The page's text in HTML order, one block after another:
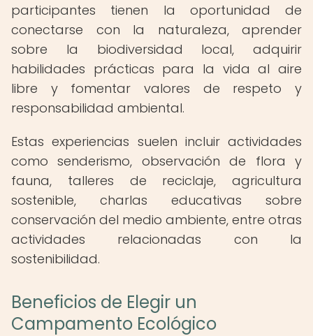
participantes tienen la oportunidad de
conectarse con la naturaleza, aprender
sobre la biodiversidad local, adquirir
habilidades prácticas para la vida al aire
libre y fomentar valores de respeto y
responsabilidad ambiental.
Estas experiencias suelen incluir actividades
como senderismo, observación de flora y
fauna, talleres de reciclaje, agricultura
sostenible, charlas educativas sobre
conservación del medio ambiente, entre otras
actividades relacionadas con la
sostenibilidad.
Beneficios de Elegir un
Campamento Ecológico